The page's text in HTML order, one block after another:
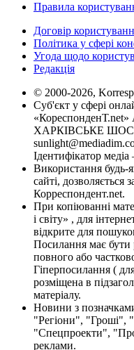
Правила
Договір
Політика у сфері
Угода щодо
Редакція
© 2000-2026,
Суб'єкт у сфері
«КореспонденТ.net»
ХАРКІВСЬКЕ ШОСЕ,
Ідентифікатор
Використання будь-
сайті, дозволяється
Корреспондент.net.
При копіюванні
і світу» , для
відкрите для
Посилання має бути
повного або
Гіперпосилання (
розміщена в
матеріалу.
Новини з
"Регіони", "Гроші",
"Спецпроекти",
реклами.